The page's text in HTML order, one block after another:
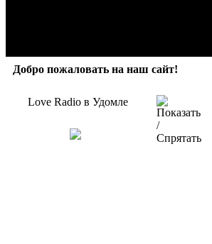
Добро пожаловать на наш сайт!
Love Radio в Удомле